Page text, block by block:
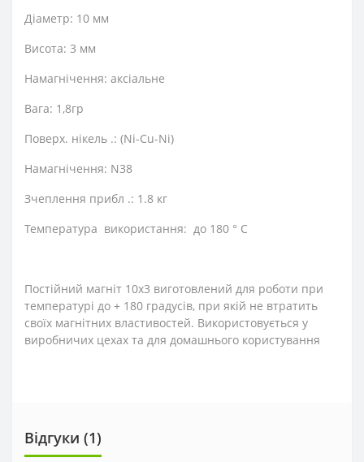
Діаметр: 10 мм
Висота: 3 мм
Намагнічення: аксіальне
Вага: 1,8гр
Поверх. нікель .: (Ni-Cu-Ni)
Намагнічення: N38
Зчеплення прибл .: 1.8 кг
Температура використання: до 180 ° C
Постійний магніт 10х3 виготовлений для роботи при
температурі до + 180 градусів, при якій не втратить
своїх магнітних властивостей. Використовується у
виробничих цехах та для домашнього користування
Відгуки (1)